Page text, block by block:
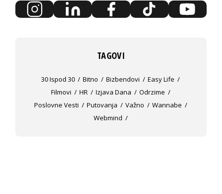
TAGOVI
30 Ispod 30 Bitno Bizbendovi
Easy Life
Filmovi
HR Izjava Dana
Odrzime
Poslovne Vesti
Putovanja Važno
Wannabe
Webmind